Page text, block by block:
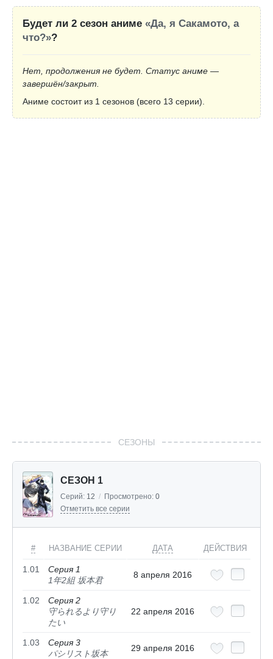
Будет ли 2 сезон аниме «Да, я Сакамото, а
что?»?
Нет, продолжения не будет. Статус аниме —
завершён/закрыт.
Аниме состоит из 1 сезонов (всего 13 серии).
СЕЗОНЫ
СЕЗОН 1
Серий: 12 / Просмотрено: 0
Отметить все серии
# НАЗВАНИЕ СЕРИИ ДАТА ДЕЙСТВИЯ
1.01
Серия 1
1年2組 坂本君
8 апреля 2016
1.02
Серия 2
守られるより守り
たい
22 апреля 2016
1.03
Серия 3
パシリスト坂本
29 апреля 2016